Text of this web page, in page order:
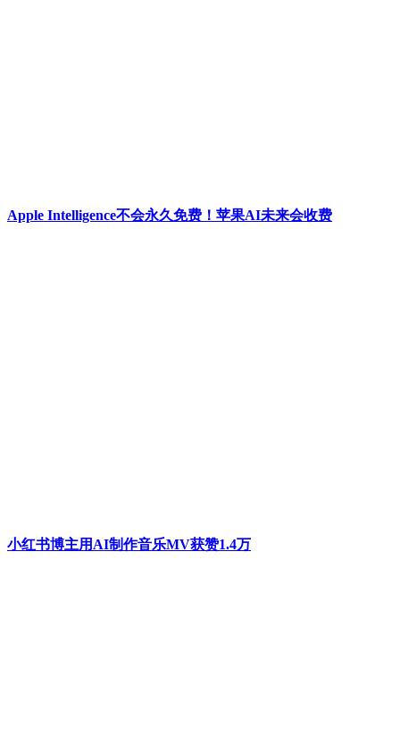
Apple Intelligence不会永久免费！苹果AI未来会收费
小红书博主用AI制作音乐MV获赞1.4万